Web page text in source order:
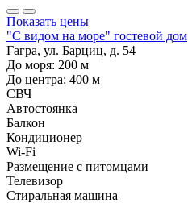
Показать цены
"С видом на море" гостевой дом
Гагра, ул. Барциц, д. 54
До моря: 200 м
До центра: 400 м
СВЧ
Автостоянка
Балкон
Кондиционер
Wi-Fi
Размещение с питомцами
Телевизор
Стиральная машина